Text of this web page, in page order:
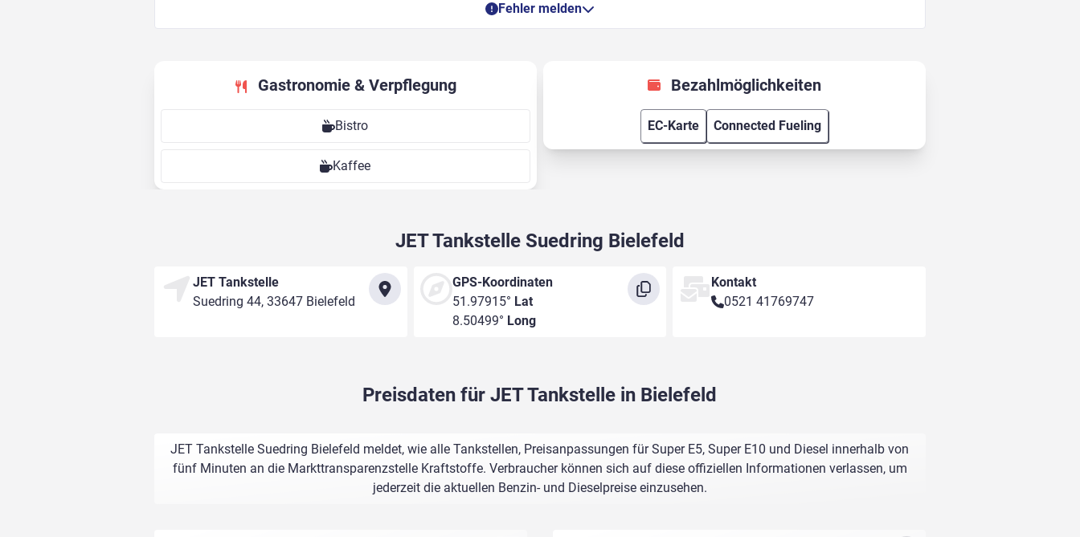
Fehler melden
Gastronomie & Verpflegung
Bistro
Kaffee
Bezahlmöglichkeiten
EC-Karte Connected Fueling
JET Tankstelle Suedring Bielefeld
JET Tankstelle
Suedring 44, 33647 Bielefeld
GPS-Koordinaten
51.97915° Lat
8.50499° Long
Kontakt
0521 41769747
Preisdaten für JET Tankstelle in Bielefeld
JET Tankstelle Suedring Bielefeld meldet, wie alle Tankstellen, Preisanpassungen für Super E5, Super E10 und Diesel innerhalb von
fünf Minuten an die Markttransparenzstelle Kraftstoffe. Verbraucher können sich auf diese offiziellen Informationen verlassen, um
jederzeit die aktuellen Benzin- und Dieselpreise einzusehen.